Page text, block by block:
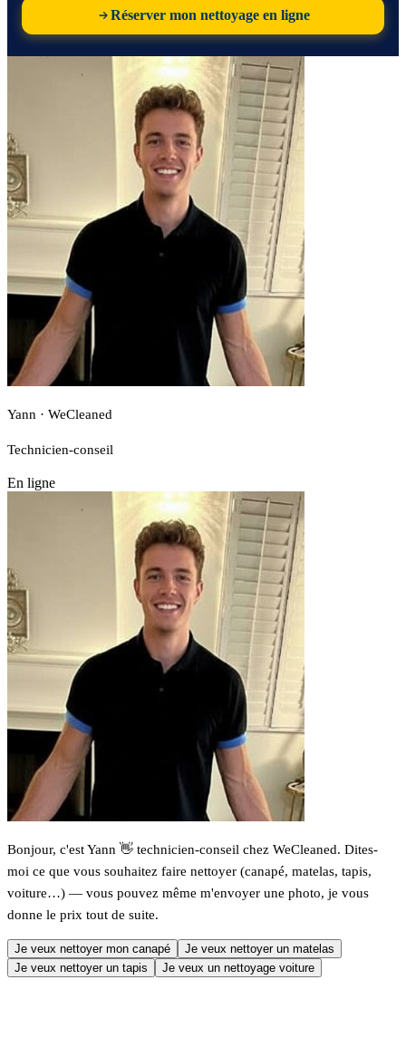
Réserver mon nettoyage en ligne
Yann · WeCleaned
Technicien-conseil
En ligne
Bonjour, c'est Yann 👋 technicien-conseil chez WeCleaned. Dites-
moi ce que vous souhaitez faire nettoyer (canapé, matelas, tapis,
voiture…) — vous pouvez même m'envoyer une photo, je vous
donne le prix tout de suite.
Je veux nettoyer mon canapé
Je veux nettoyer un matelas
Je veux nettoyer un tapis
Je veux un nettoyage voiture